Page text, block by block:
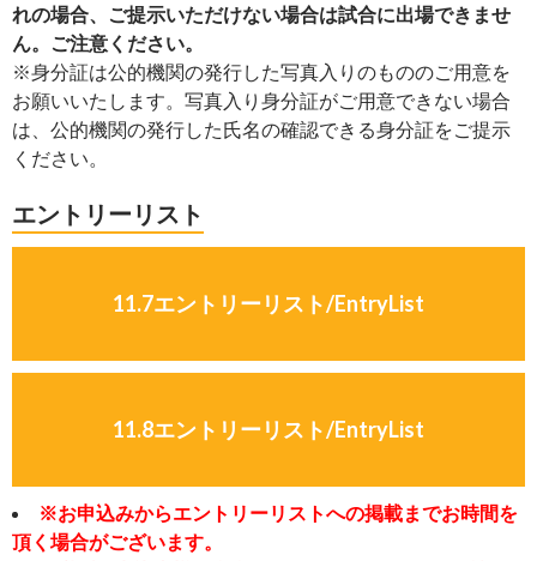
れの場合、ご提示いただけない場合は試合に出場できませ
ん。ご注意ください。
※身分証は公的機関の発行した写真入りのもののご用意を
お願いいたします。写真入り身分証がご用意できない場合
は、公的機関の発行した氏名の確認できる身分証をご提示
ください。
エントリーリスト
11.7エントリーリスト/EntryList
11.8エントリーリスト/EntryList
※お申込みからエントリーリストへの掲載までお時間を
頂く場合がございます。